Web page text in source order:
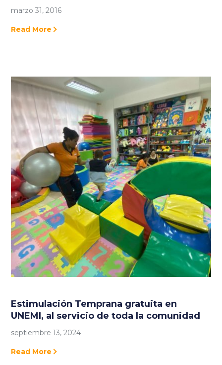
marzo 31, 2016
Read More
Estimulación Temprana gratuita en
UNEMI, al servicio de toda la comunidad
septiembre 13, 2024
Read More